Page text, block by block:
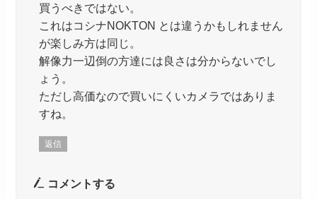
買うべきではない。
これはコシナNOKTON とは違うかもしれません
が楽しみ方は同じ。
解像力一辺倒の方達には良さは分からないでし
ょう。
ただし高価なので買いにくいカメラではありま
すね。
返信
コメントする